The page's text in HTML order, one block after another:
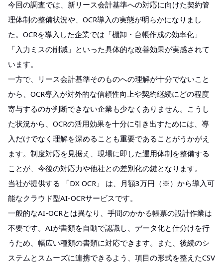
今回の調査では、新リース会計基準への対応に向けた契約管
理体制の整備状況や、OCR導入の実態が明らかになりまし
た。OCRを導入した企業では「棚卸・台帳作成の効率化」
「入力ミスの削減」といった具体的な改善効果が実感されて
います。
一方で、リース会計基準そのものへの理解が十分でないこと
から、OCR導入が対外的な信頼性向上や契約継続にどの程度
寄与するのか判断できない企業も少なくありません。こうし
た状況から、OCRの活用効果を十分に引き出すためには、導
入だけでなく理解を深めることも重要であることがうかがえ
ます。制度対応を見据え、現場に即した運用体制を整備する
ことが、今後の対応力や他社との差別化の鍵となります。
当社が提供する 「DX OCR」 は、月額3万円（※）から導入可
能なクラウド型AI-OCRサービスです。
一般的なAI-OCRとは異なり、手間のかかる帳票の設計作業は
不要です。AIが書類を自動で認識し、データ化と仕分けを行
うため、幅広い種類の書類に対応できます。また、後続のシ
ステムとスムーズに連携できるよう、項目の形式を整えたCSV